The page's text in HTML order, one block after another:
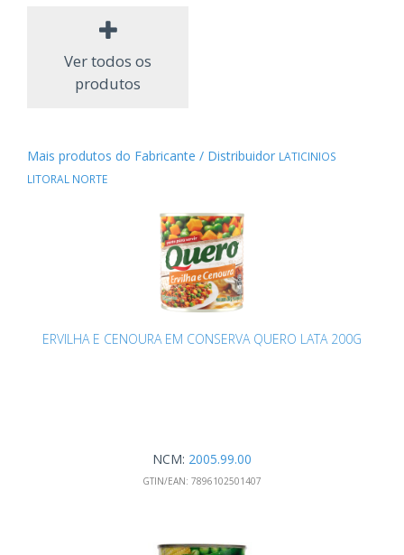
Ver todos os
produtos
Mais produtos do Fabricante / Distribuidor LATICINIOS
LITORAL NORTE
ERVILHA E CENOURA EM CONSERVA QUERO LATA 200G
NCM: 2005.99.00
GTIN/EAN: 7896102501407